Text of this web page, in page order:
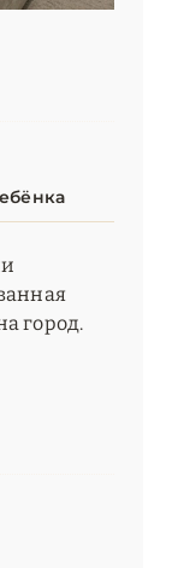
город.